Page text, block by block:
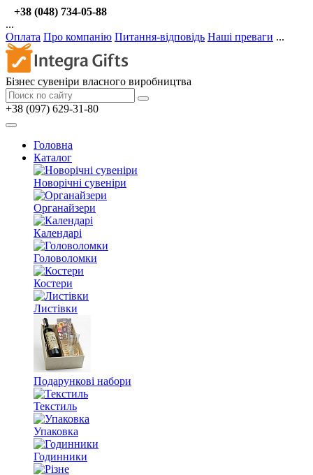
+38 (048) 734-05-88
...
Оплата Про компанію Питання-відповідь Наші преваги ...
Бізнес сувеніри власного виробництва
+38 (097) 629-31-80
Головна
Каталог
Новорічні сувеніри
Органайзери
Календарі
Головоломки
Костери
Листівки
Подарункові набори
Текстиль
Упаковка
Годинники